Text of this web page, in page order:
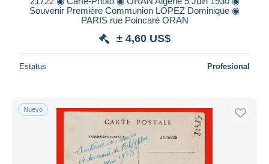
Souvenir Première Communion LOPEZ Dominique ◉
PARIS rue Poincaré ORAN
± 4,60 US$
Estatus Profesional
Nuevo